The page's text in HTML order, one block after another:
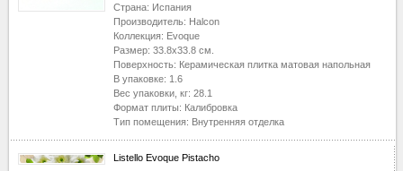
Страна: Испания
Производитель: Halcon
Коллекция: Evoque
Размер: 33.8x33.8 см.
Поверхность: Керамическая плитка матовая напольная
В упаковке: 1.6
Вес упаковки, кг: 28.1
Формат плиты: Калибровка
Тип помещения: Внутренняя отделка
Listello Evoque Pistacho